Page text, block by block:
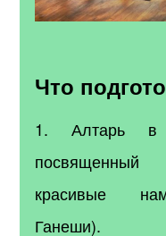
Что
1. Алтарь в
красивые
Ганеши).